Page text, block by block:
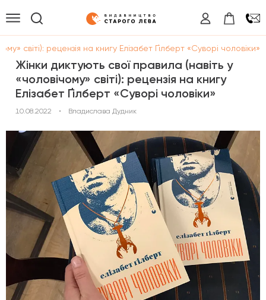
світі): рецензія на книгу Елізабет Ґілберт «Суворі чоловіки»
Жінки диктують свої правила (навіть у
«чоловічому» світі): рецензія на книгу
Елізабет Ґілберт «Суворі чоловіки»
10.08.2022 • Владислава Дудник